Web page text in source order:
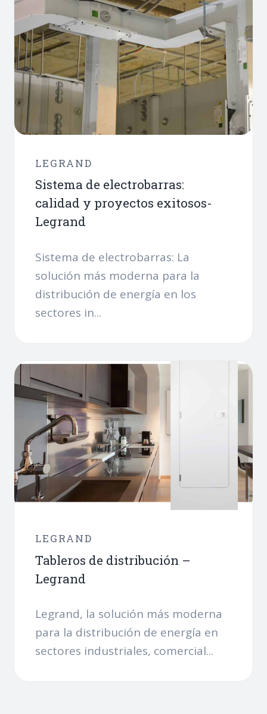
LEGRAND
Sistema de electrobarras:
calidad y proyectos exitosos-
Legrand
Sistema de electrobarras: La
solución más moderna para la
distribución de energía en los
sectores in...
LEGRAND
Tableros de distribución –
Legrand
Legrand, la solución más moderna
para la distribución de energía en
sectores industriales, comercial...